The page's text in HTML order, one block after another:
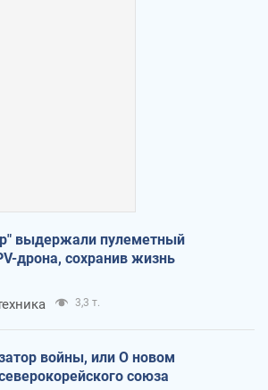
выдержали пулеметный
дрона, сохранив жизнь
3,3 т.
войны, или О новом
союза